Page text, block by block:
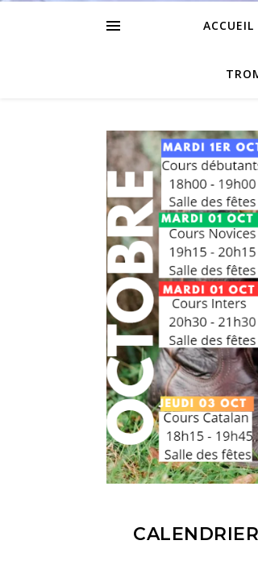
ACCUEIL